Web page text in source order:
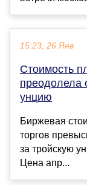
15:23, 26 Янв
Стоимость
преодолела
унцию
Биржевая
торгов
за тройскую
Цена апр...